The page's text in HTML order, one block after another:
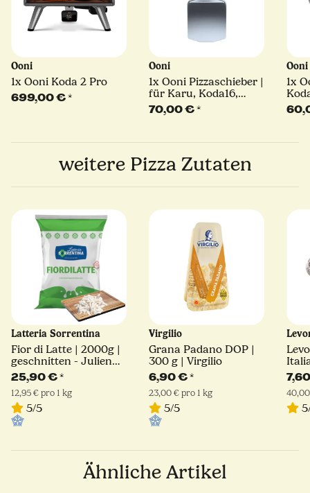
Ooni
1x Ooni Koda 2 Pro
699,00 €*
Ooni
1x Ooni Pizzaschieber |
für Karu, Koda16,
Koda 2 Pro | Ø 40 cm |
Stiel: 36 cm
70,00 €*
Ooni
1x
weitere Pizza Zutaten
Latteria Sorrentina
Fior di Latte | 2000g |
geschnitten - Julienne
Schnitt | Latteria
Sorrentina
25,90 €*
12,95 € pro 1 kg
5/5
Virgilio
Grana Padano DOP |
300 g | Virgilio
6,90 €*
23,00 € pro 1 kg
5/5
Ähnliche Artikel